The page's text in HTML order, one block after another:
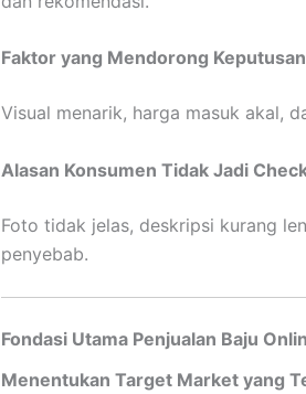
Faktor yang Mendorong
Visual menarik, harga masuk akal,
Alasan Konsumen Tidak Jadi
Foto tidak jelas, deskripsi kurang
penyebab.
Fondasi Utama Penjualan Baju
Menentukan Target Market yang